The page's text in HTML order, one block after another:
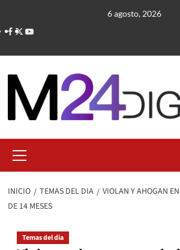
contenido
6 agosto, 2026
primario
INICIO TEMAS DEL DIA
VIOLAN Y AHOGAN
DE 14 MESES
Temas del dia